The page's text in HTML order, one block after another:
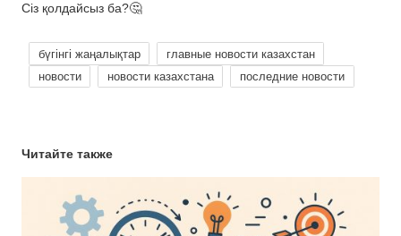
Сіз қолдайсыз ба?🤔
бүгінгі жаңалықтар
главные новости казахстан
новости
новости казахстана последние новости
Читайте также